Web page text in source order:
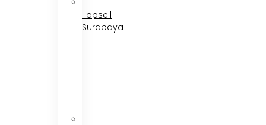
Topsell
Surabaya